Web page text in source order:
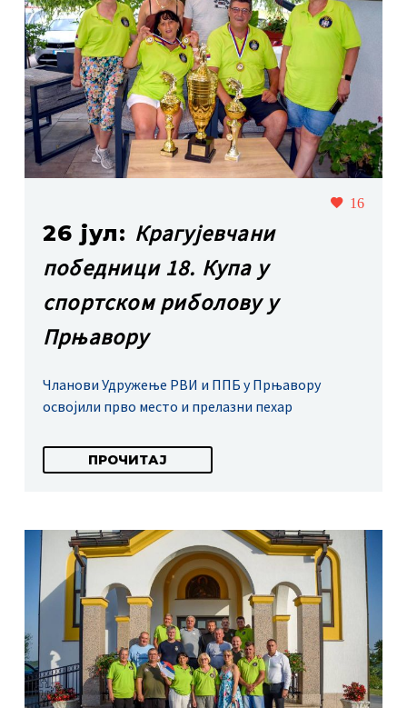
16
26 јул: Крагујевчани
победници 18. Купа у
спортском риболову у
Прњавору
Чланови Удружење РВИ и ППБ у Прњавору
освојили прво место и прелазни пехар
ПРОЧИТАЈ